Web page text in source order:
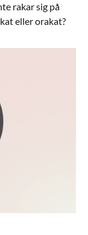
rakar sig på
eller orakat?